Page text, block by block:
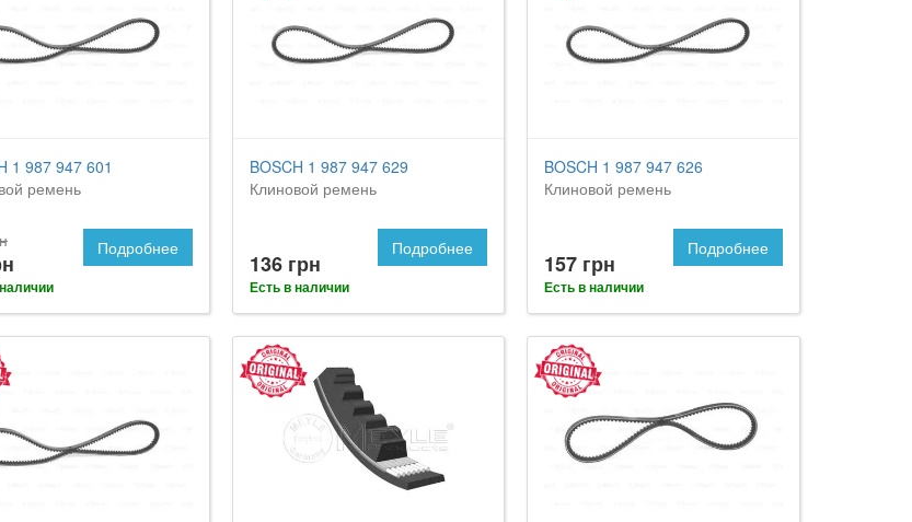
1 987 947 601
ремень
Подробнее
BOSCH 1 987 947 629
Клиновой ремень
136 грн
Есть в наличии
Подробнее
BOSCH 1 987 947 626
Клиновой ремень
157 грн
Есть в наличии
Подробнее